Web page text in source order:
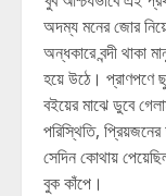
অদম্য মনের জোর
অন্ধকারে বন্দী
হয়ে উঠে। প্রাণপণে
বইয়ের মাঝে ডুবে
পরিস্থিতি,
সেদিন কোথায়
বুক কাঁপে।